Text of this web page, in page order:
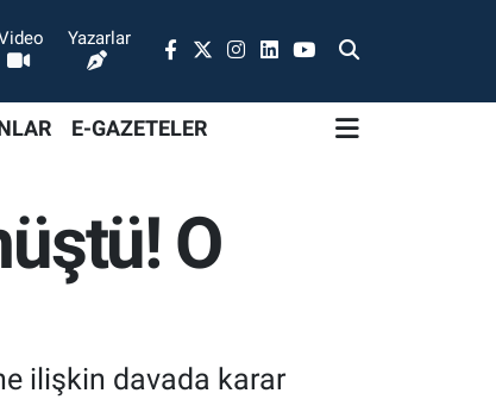
Yazarlar
E-GAZETELER
O
ilişkin davada karar